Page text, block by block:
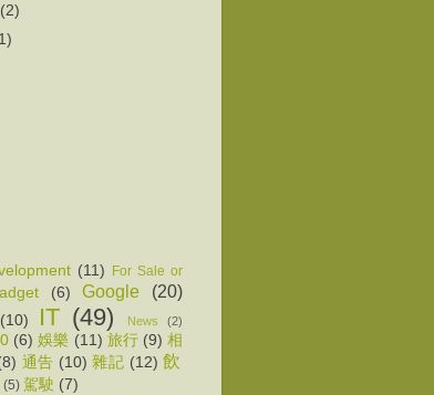
(2)
(11)
For Sale or
(6) Google (20)
(10) IT (49) News (2)
(6) 娛樂 (11) 旅行 (9) 相
通告 (10) 雜記 (12) 飲
(5) 駕駛 (7)